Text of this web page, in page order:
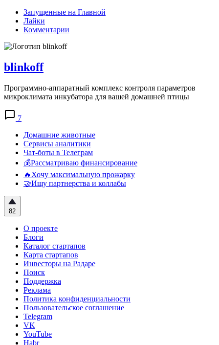
Запущенные на Главной
Лайки
Комментарии
blinkoff
Программно-аппаратный комплекс контроля параметров
микроклимата инкубатора для вашей домашней птицы
7
Домашние животные
Сервисы аналитики
Чат-боты в Телеграм
💰Рассматриваю финансирование
🔥Хочу максимальную прожарку
🤝Ищу партнерства и коллабы
82
О проекте
Блоги
Каталог стартапов
Карта стартапов
Инвесторы на Радаре
Поиск
Поддержка
Реклама
Политика конфиденциальности
Пользовательское соглашение
Telegram
VK
YouTube
Habr